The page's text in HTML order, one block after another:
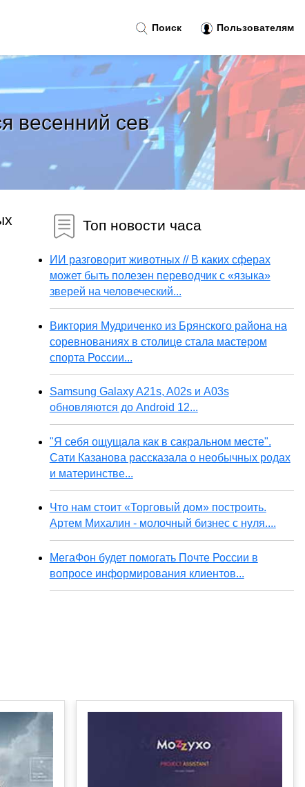
весенний сев
Топ новости часа
ИИ разговорит животных // В каких сферах
может быть полезен переводчик с «языка»
зверей на человеческий...
Виктория Мудриченко из Брянского района на
соревнованиях в столице стала мастером
спорта России...
Samsung Galaxy A21s, A02s и A03s
обновляются до Android 12...
"Я себя ощущала как в сакральном месте".
Сати Казанова рассказала о необычных родах
и материнстве...
Что нам стоит «Торговый дом» построить.
Артем Михалин - молочный бизнес с нуля....
МегаФон будет помогать Почте России в
вопросе информирования клиентов...
Поиск Пользователям